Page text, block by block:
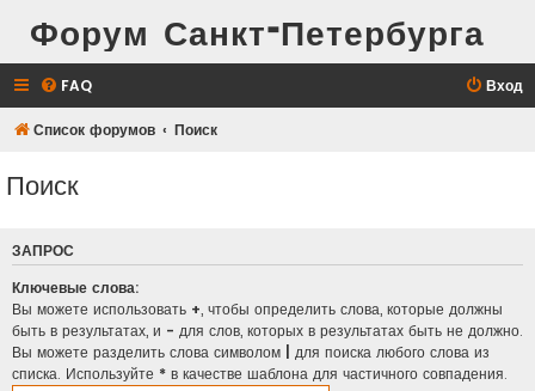
Форум Санкт-Петербурга
FAQ Вход
Список форумов Поиск
Поиск
ЗАПРОС
Ключевые слова:
Вы можете использовать +, чтобы определить слова, которые должны
быть в результатах, и - для слов, которых в результатах быть не должно.
Вы можете разделить слова символом
для поиска любого слова из
списка. Используйте * в качестве шаблона для частичного совпадения.